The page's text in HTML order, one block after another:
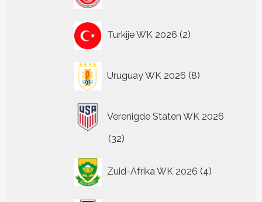
Turkije WK 2026 2
producten
Uruguay WK 2026 8
producten
Verenigde Staten WK 2026
3232
Zuid-Afrika WK 2026 4
producten